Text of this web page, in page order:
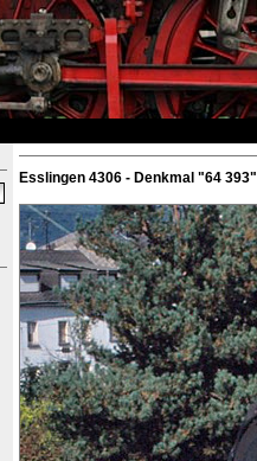
Esslingen 4306 - Denkmal "64 393"